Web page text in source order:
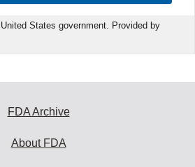
States government. Provided by
FDA Archive
About FDA